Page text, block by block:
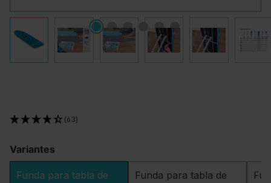
(63)
Variantes
Funda para tabla de
Funda para tabla de